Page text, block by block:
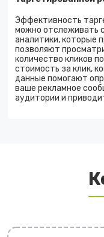
Эффективность
можно отслеживать
аналитики, которые
позволяют
количество кликов
стоимость за клик,
данные помогают
ваше рекламное
аудитории и